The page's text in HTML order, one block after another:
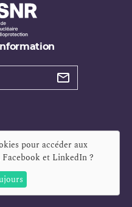
pour accéder aux
et LinkedIn?